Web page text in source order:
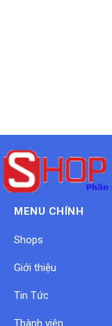
MENU CHÍNH
Shops
Giới thiệu
Tin Tức
Thành viên